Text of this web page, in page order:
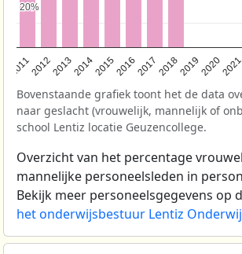
2011201220132014201520162017201820192020
20%
20%
Bovenstaande grafiek toont het de data
naar geslacht (vrouwelijk, mannelijk of
school Lentiz locatie Geuzencollege.
Overzicht van het percentage
mannelijke personeelsleden in
Bekijk meer personeelsgegevens op
het onderwijsbestuur Lentiz